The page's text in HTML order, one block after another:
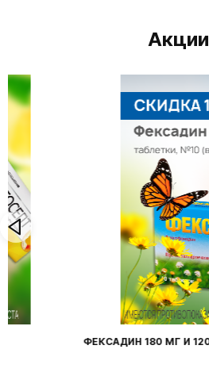
Акции
ФЕКСАДИН 180 МГ И 120 МГ №10